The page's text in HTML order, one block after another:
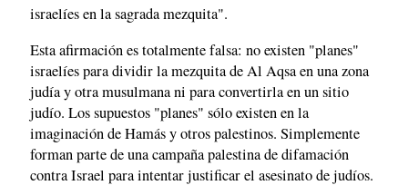
israelíes en la sagrada mezquita".
Esta afirmación es totalmente falsa: no existen "planes"
israelíes para dividir la mezquita de Al Aqsa en una zona
judía y otra musulmana ni para convertirla en un sitio
judío. Los supuestos "planes" sólo existen en la
imaginación de Hamás y otros palestinos. Simplemente
forman parte de una campaña palestina de difamación
contra Israel para intentar justificar el asesinato de judíos.